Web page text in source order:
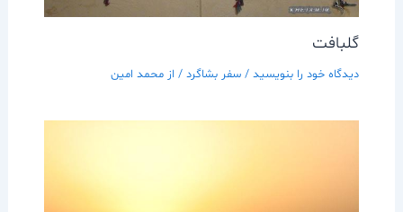
گلبافت
دیدگاه‌ خود را بنویسید / سفر بشاگرد/ از محمد امین